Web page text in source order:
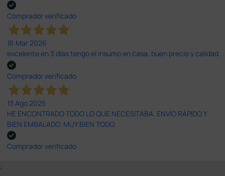
Comprador verificado
16 Mar 2026
excelente en 3 días tengo el insumo en casa, buen precio y calidad
Comprador verificado
13 Ago 2025
HE ENCONTRADO TODO LO QUE NECESITABA. ENVÍO RÁPIDO Y
BIEN EMBALADO. MUY BIEN TODO.
Comprador verificado
;